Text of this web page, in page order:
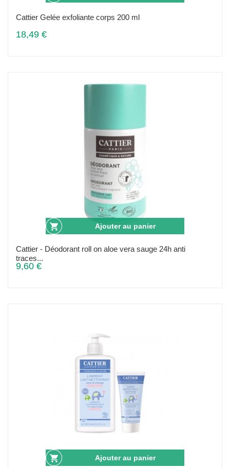
Cattier Gelée exfoliante corps 200 ml
18,49 €
Ajouter au panier
Cattier - Déodorant roll on aloe vera sauge 24h anti
traces...
9,60 €
Ajouter au panier